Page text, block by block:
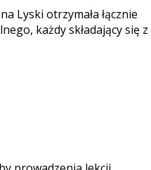
Lyski otrzymała łącznie
każdy składający się z